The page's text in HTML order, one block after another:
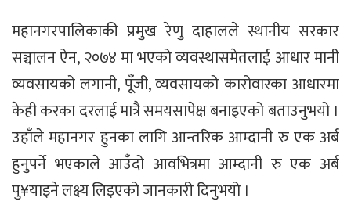
महानगरपालिकाकी प्रमुख रेणु दाहालले स्थानीय सरकार
सञ्चालन ऐन, २०७४ मा भएको व्यवस्थासमेतलाई आधार मानी
व्यवसायको लगानी, पूँजी, व्यवसायको कारोवारका आधारमा
केही करका दरलाई मात्रै समयसापेक्ष बनाइएको बताउनुभयो ।
उहाँले महानगर हुनका लागि आन्तरिक आम्दानी रु एक अर्ब
हुनुपर्ने भएकाले आउँदो आवभित्रमा आम्दानी रु एक अर्ब
पु¥याइने लक्ष्य लिइएको जानकारी दिनुभयो ।